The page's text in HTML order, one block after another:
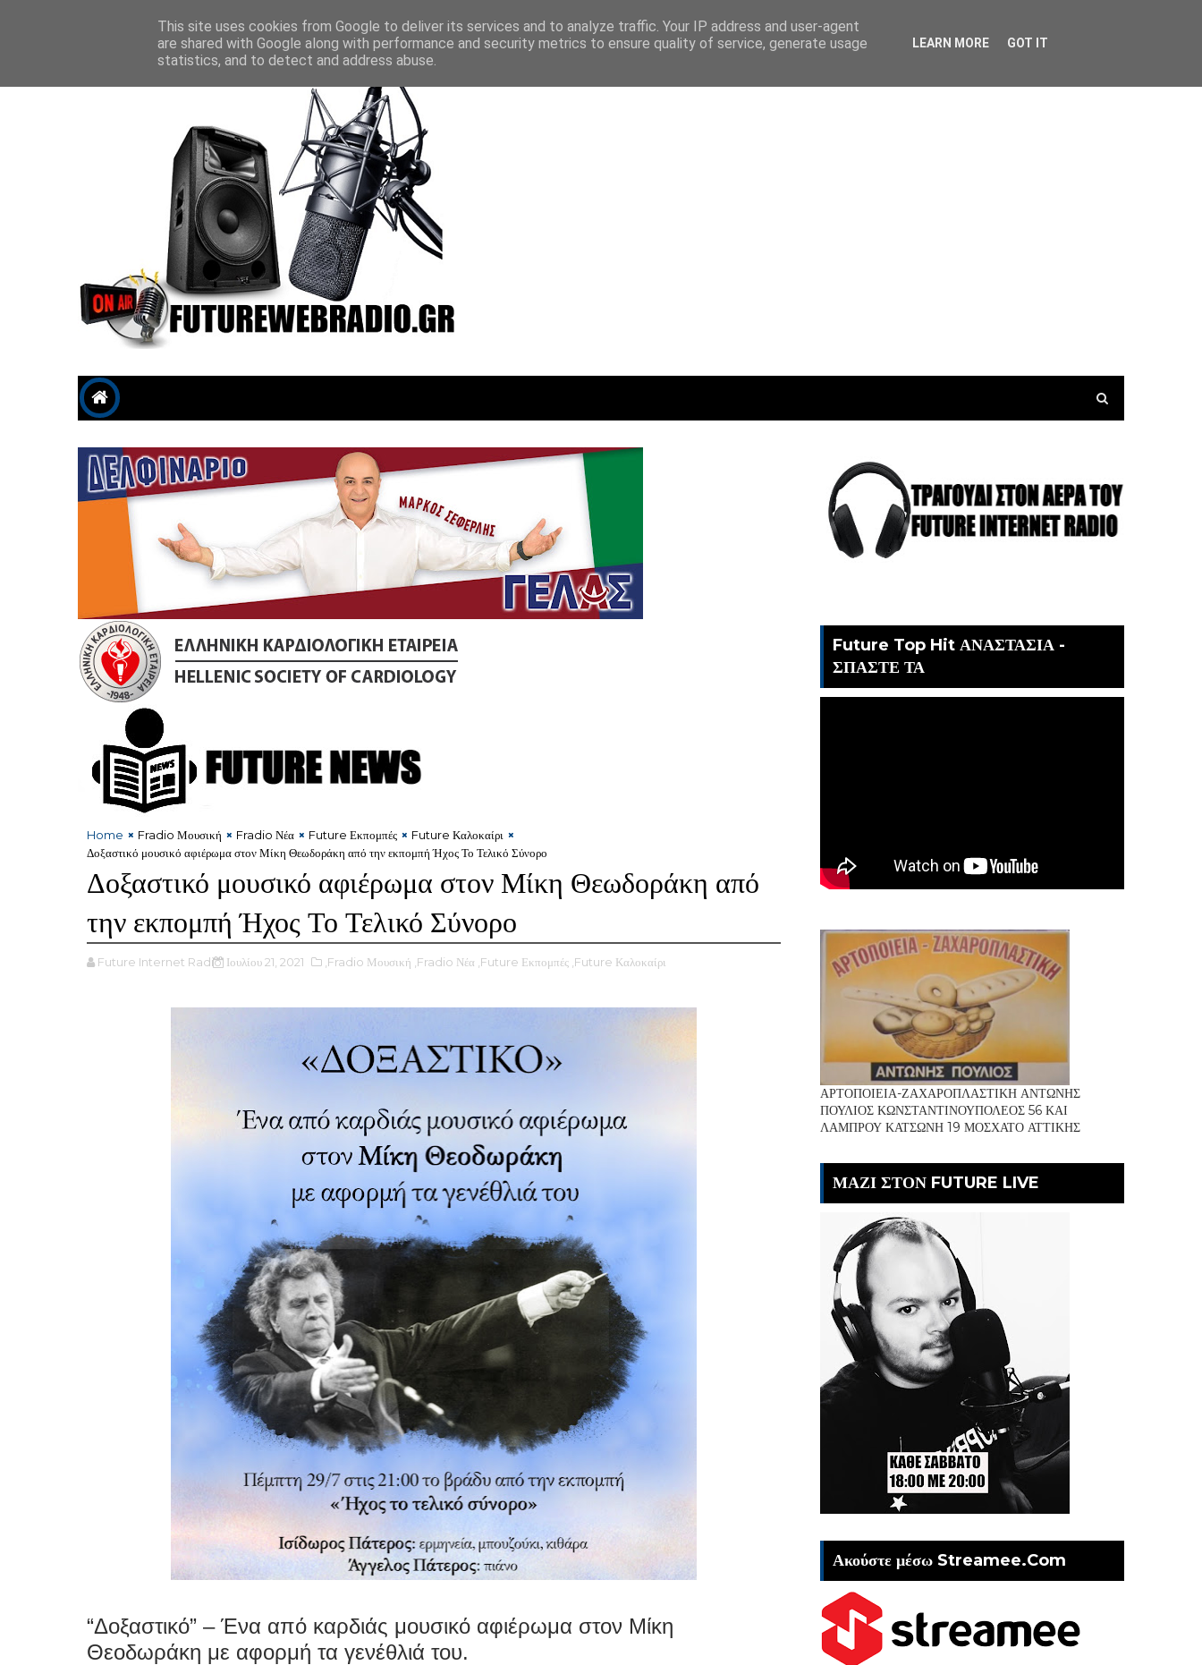
Streamee
Home Fradio Μουσική Fradio Νέα Future Εκπομπές
Future Καλοκαίρι
Δοξαστικό μουσικό αφιέρωμα στον Μίκη Θεωδοράκη από την εκπομπή Ήχος Το Τελικό Σύνορο
Δοξαστικό μουσικό αφιέρωμα στον Μίκη Θεωδοράκη από
την εκπομπή Ήχος Το Τελικό Σύνορο
Future Internet Radio Ιουλίου 21, 2021 ,Fradio Μουσική ,Fradio Νέα ,Future Εκπομπές ,Future Καλοκαίρι
“Δοξαστικό” – Ένα από καρδιάς μουσικό αφιέρωμα στον Μίκη
Θεοδωράκη με αφορμή τα γενέθλιά του.
Future Top Hit ΑΝΑΣΤΑΣΙΑ -
ΣΠΑΣΤΕ ΤΑ
ΑΡΤΟΠΟΙΕΙΑ-ΖΑΧΑΡΟΠΛΑΣΤΙΚΗ ΑΝΤΩΝΗΣ
ΠΟΥΛΙΟΣ ΚΩΝΣΤΑΝΤΙΝΟΥΠΟΛΕΟΣ 56 ΚΑΙ
ΛΑΜΠΡΟΥ ΚΑΤΣΩΝΗ 19 ΜΟΣΧΑΤΟ ΑΤΤΙΚΗΣ
ΜΑΖΙ ΣΤΟΝ FUTURE LIVE
Ακούστε μέσω Streamee.Com
This site uses cookies from Google to deliver its services and to analyze traffic. Your IP address and user-agent
are shared with Google along with performance and security metrics to ensure quality of service, generate usage
statistics, and to detect and address abuse.
LEARN MORE GOT IT